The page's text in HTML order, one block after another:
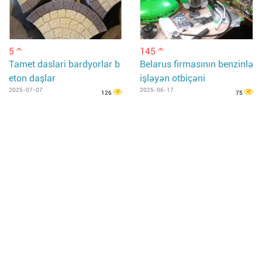
5 m
Tamet daslari bardyorlar b
eton daşlar
2025-07-07 126
145 m
Belarus firmasının benzinlə
işləyən otbiçəni
2025-06-17 75